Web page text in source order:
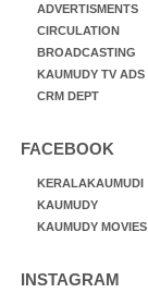
ADVERTISMENTS
CIRCULATION
BROADCASTING
KAUMUDY TV ADS
CRM DEPT
FACEBOOK
KERALAKAUMUDI
KAUMUDY
KAUMUDY MOVIES
INSTAGRAM